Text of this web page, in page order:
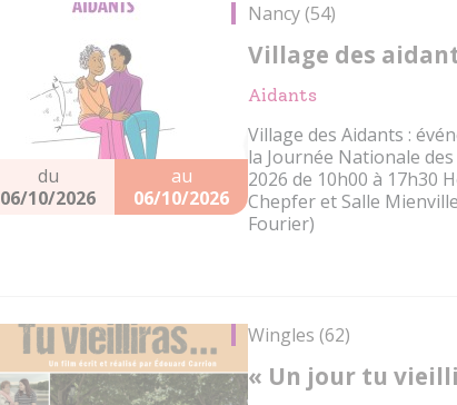
du
06/10/2026
au
06/10/2026
Nancy (54)
Village des
Aidants
Village des Aidants :
la Journée Nationale
2026 de 10h00 à 17h30
Chepfer et Salle
Fourier)
Wingles (62)
« Un jour tu